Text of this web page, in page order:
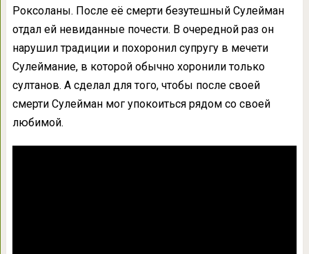
Роксоланы. После её смерти безутешный Сулейман
отдал ей невиданные почести. В очередной раз он
нарушил традиции и похоронил супругу в мечети
Сулеймание, в которой обычно хоронили только
султанов. А сделал для того, чтобы после своей
смерти Сулейман мог упокоиться рядом со своей
любимой.